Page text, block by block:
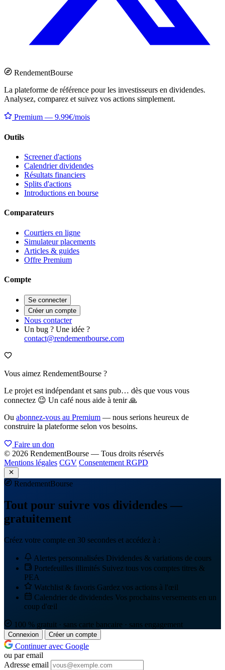
RendementBourse
La plateforme de référence pour les investisseurs en dividendes.
Analysez, comparez et suivez vos actions simplement.
Premium — 9.99€/mois
Outils
Screener d'actions
Calendrier dividendes
Résultats financiers
Splits d'actions
Introductions en bourse
Comparateurs
Courtiers en ligne
Simulateur placements
Articles & guides
Offre Premium
Compte
Se connecter
Créer un compte
Nous contacter
Un bug ? Une idée ?
contact@rendementbourse.com
Vous aimez RendementBourse ?
Le projet est indépendant et sans pub… dès que vous vous
connectez 😉 Un café nous aide à tenir 🙏
Ou abonnez-vous au Premium — nous serions heureux de
construire la plateforme selon vos besoins.
Faire un don
© 2026 RendementBourse — Tous droits réservés
Mentions légales CGV Consentement RGPD
RendementBourse
Tout pour suivre vos dividendes —
gratuitement
Créez votre compte en 30 secondes et accédez à :
Alertes personnalisées Dividendes & variations de cours
Portefeuilles illimités Suivez tous vos comptes titres &
PEA
Watchlist & favoris Gardez vos actions à l'œil
Calendrier de dividendes Vos prochains versements en un
coup d'œil
100 % gratuit · sans carte bancaire · sans engagement
Connexion Créer un compte
Continuer avec Google
ou par email
Adresse email